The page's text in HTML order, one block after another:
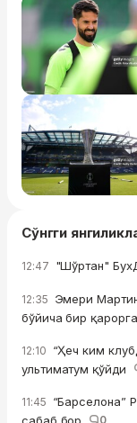
Сўнгги
12:47 "Шўртан"
12:35 Эмери
бўйича бир
12:10 “Ҳеч ким
ультиматум қўйди
11:45 “Барселона”
0